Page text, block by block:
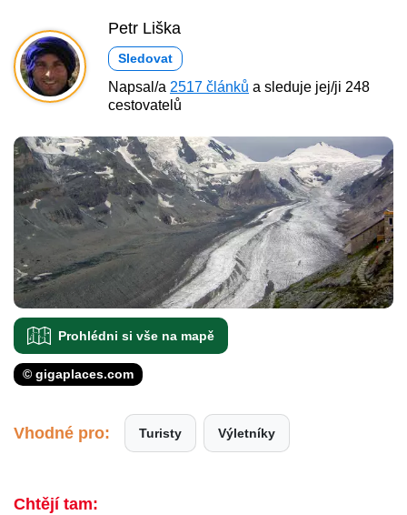
Petr Liška
Sledovat
Napsal/a 2517 článků a sleduje jej/ji 248
cestovatelů
Prohlédni si vše na mapě
© gigaplaces.com
Vhodné pro: Turisty Výletníky
Chtějí tam: